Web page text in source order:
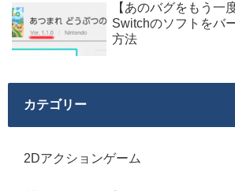
【あのバグをもう一
Switchのソフトをバ
方法
カテゴリー
2Dアクションゲーム